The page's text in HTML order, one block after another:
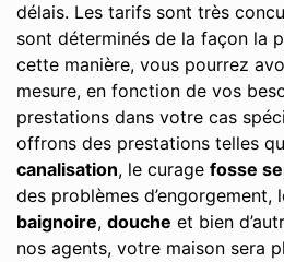
délais. Les tarifs sont très
sont déterminés de la façon la
cette manière, vous pourrez
mesure, en fonction de vos
prestations dans votre cas
offrons des prestations telles
canalisation, le curage fosse
des problèmes d’engorgement,
baignoire, douche et bien
nos agents, votre maison sera